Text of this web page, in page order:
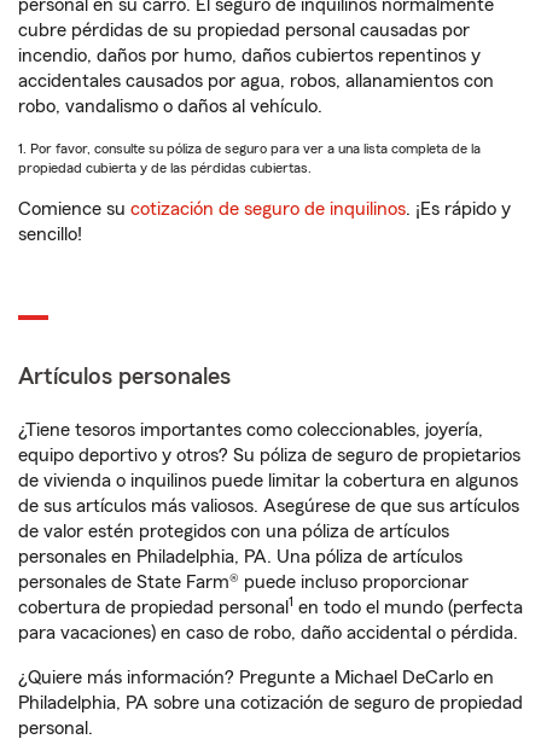
personal en su carro. El seguro de inquilinos normalmente
cubre pérdidas de su propiedad personal causadas por
incendio, daños por humo, daños cubiertos repentinos y
accidentales causados por agua, robos, allanamientos con
robo, vandalismo o daños al vehículo.
1. Por favor, consulte su póliza de seguro para ver a una lista completa de la
propiedad cubierta y de las pérdidas cubiertas.
Comience su cotización de seguro de inquilinos. ¡Es rápido y
sencillo!
Artículos personales
¿Tiene tesoros importantes como coleccionables, joyería,
equipo deportivo y otros? Su póliza de seguro de propietarios
de vivienda o inquilinos puede limitar la cobertura en algunos
de sus artículos más valiosos. Asegúrese de que sus artículos
de valor estén protegidos con una póliza de artículos
personales en Philadelphia, PA. Una póliza de artículos
personales de State Farm® puede incluso proporcionar
cobertura de propiedad personal 1 en todo el mundo (perfecta
para vacaciones) en caso de robo, daño accidental o pérdida.
¿Quiere más información? Pregunte a Michael DeCarlo en
Philadelphia, PA sobre una cotización de seguro de propiedad
personal.